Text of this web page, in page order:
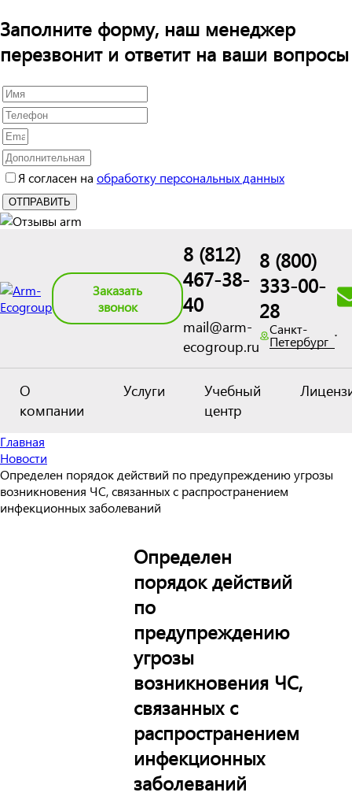
Заполните форму, наш менеджер
перезвонит и ответит на ваши вопросы
Я согласен на обработку персональных данных
Заказать
звонок
8 (812)
467-38-
40
mail@arm-
ecogroup.ru
8 (800)
333-00-
28
Санкт-
Петербург
О
компании
Услуги
Учебный
центр
Главная
Новости
Определен порядок действий по предупреждению угрозы
возникновения ЧС, связанных с распространением
инфекционных заболеваний
Определен
порядок действий
по
предупреждению
угрозы
возникновения ЧС,
связанных с
распространением
инфекционных
заболеваний